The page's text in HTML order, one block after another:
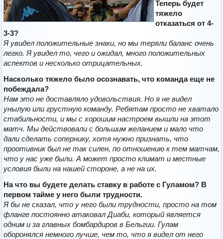
Теперь будет
тяжело
отказаться от 4-
3-3?
Я увидел положительные знаки, но мы теряли баланс очень
легко. Я увидел то, чего и ожидал, много положительных
аспектов и несколько отрицательных.
Насколько тяжело было осознавать, что команда еще не
побеждала?
Нам это не доставляло удовольствия. Но я не видел
унылую или грустную команду. Ребятам просто не хватало
стабильности, и мы с хорошим настроем вышли на этот
матч. Мы действовали с большим желанием и мало что
дали сделать сопернику, хотя нужно признать, что
проотивник был не так силен, по отношению к тем матчам,
что у нас уже были. А может просто климат и местные
условия были на нашей стороне, а не на их.
На что вы будете делать ставку в работе с Гуламом? В
первом тайме у него были трудности.
Я бы не сказал, что у него были трудности, просто на том
фланге постоянно атаковал Диаби, который является
одним и за главных бомбардиров в Бельгии. Гулам
оборонялся немного лучше, чем то, что я видел от него